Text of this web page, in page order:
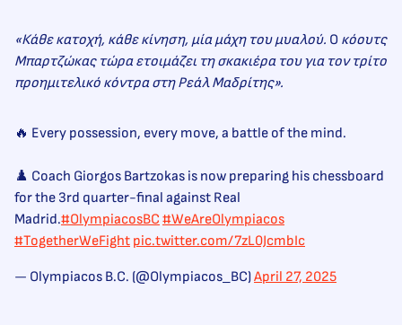
«Κάθε κατοχή, κάθε κίνηση, μία μάχη του μυαλού. Ο κόουτς
Μπαρτζώκας τώρα ετοιμάζει τη σκακιέρα του για τον τρίτο
προημιτελικό κόντρα στη Ρεάλ Μαδρίτης».
🔥 Every possession, every move, a battle of the mind.
♟️ Coach Giorgos Bartzokas is now preparing his chessboard
for the 3rd quarter-final against Real
Madrid.#OlympiacosBC #WeAreOlympiacos
#TogetherWeFight pic.twitter.com/7zL0JcmbIc
— Olympiacos B.C. (@Olympiacos_BC)April 27, 2025